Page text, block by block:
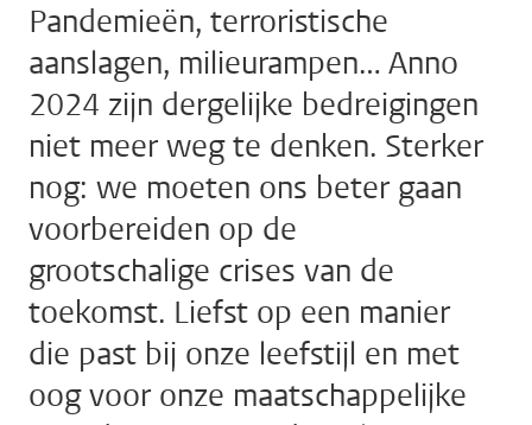
Pandemieën, terroristische
aanslagen, milieurampen… Anno
2024 zijn dergelijke bedreigingen
niet meer weg te denken. Sterker
nog: we moeten ons beter gaan
voorbereiden op de
grootschalige crises van de
toekomst. Liefst op een manier
die past bij onze leefstijl en met
oog voor onze maatschappelijke